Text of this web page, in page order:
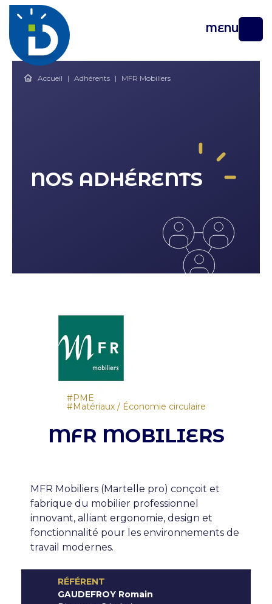
MENU
Accueil | Adhérents | MFR Mobiliers
NOS ADHÉRENTS
Type de structure
PME
Ambition
Matériaux / Économie circulaire
MFR MOBILIERS
MFR Mobiliers (Martelle pro) conçoit et
fabrique du mobilier professionnel
innovant, alliant ergonomie, design et
fonctionnalité pour les environnements de
travail modernes.
RÉFÉRENT
GAUDEFROY Romain